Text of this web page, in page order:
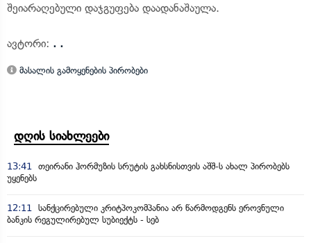
შეიარაღებული დაჯგუფება დაადანაშაულა.
ავტორი: . .
მასალის გამოყენების პირობები
დღის სიახლეები
13:41
თეირანი ჰორმუზის სრუტის გახსნისთვის აშშ-ს ახალ პირობებს
უყენებს
12:11
სანქცირებული კრიტპოკომპანია არ წარმოდგენს ეროვნული
ბანკის რეგულირებულ სუბიექტს - სებ